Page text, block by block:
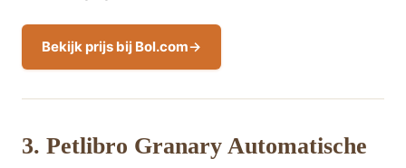
Bekijk prijs bij Bol.com
3. Petlibro Granary Automatische